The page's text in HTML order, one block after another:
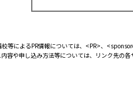
等によるPR情報については、<PR>、
容や申し込み方法等については、リンク先の